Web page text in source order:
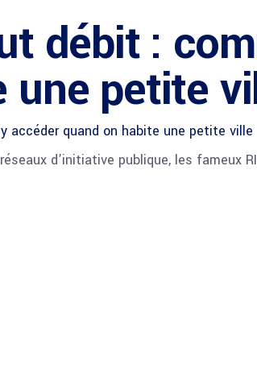
débit :
une petite
accéder quand on habite une petite ville
d’initiative publique, les fameux